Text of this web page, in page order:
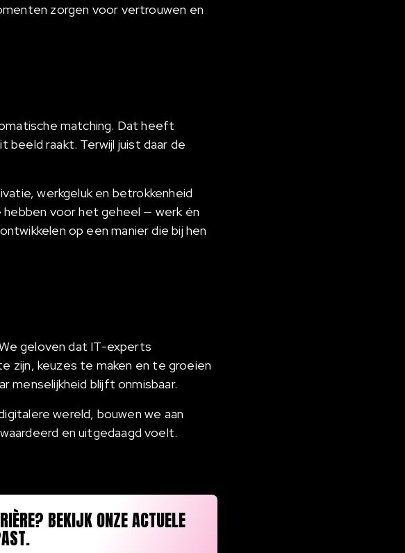
zorgen voor vertrouwen en
matching. Dat heeft
beeld raakt. Terwijl juist daar de
werkgeluk en betrokkenheid
hebben voor het geheel — werk én
op een manier die bij hen
geloven dat IT-experts
zijn, keuzes te maken en te groeien
menselijkheid blijft onmisbaar.
wereld, bouwen we aan
en uitgedaagd voelt.
BEKIJK ONZE ACTUELE